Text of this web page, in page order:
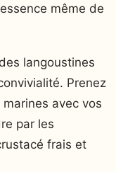
même de
langoustines
Prenez
avec vos
par les
frais et